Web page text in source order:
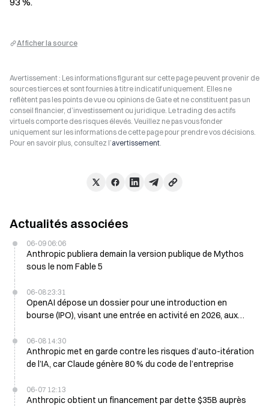
Afficher la source
Avertissement : Les informations figurant sur cette page peuvent provenir de
sources tierces et sont fournies à titre indicatif uniquement. Elles ne
reflètent pas les points de vue ou opinions de Gate et ne constituent pas un
conseil financier, d’investissement ou juridique. Le trading des actifs
virtuels comporte des risques élevés. Veuillez ne pas vous fonder
uniquement sur les informations de cette page pour prendre vos décisions.
Pour en savoir plus, consultez l’avertissement.
Actualités associées
06-09 06:06
Anthropic publiera demain la version publique de Mythos
sous le nom Fable 5
06-08 23:31
OpenAI dépose un dossier pour une introduction en
bourse (IPO), visant une entrée en activité en 2026, aux
06-08 14:30
Anthropic met en garde contre les risques d’auto-itération
de l’IA, car Claude génère 80 % du code de l’entreprise
06-07 12:13
Anthropic obtient un financement par dette $35B auprès